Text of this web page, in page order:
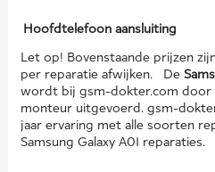
Hoofdtelefoon aansluiting
Let op! Bovenstaande prijzen
per reparatie afwijken. De
wordt bij gsm-dokter.com door
monteur uitgevoerd. gsm-
jaar ervaring met alle soorten
Samsung Galaxy A01 reparaties.